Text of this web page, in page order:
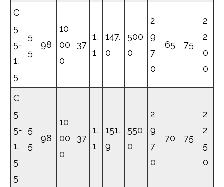
C
5
5-
1.
5
5
5
98
10
00
0
37
1.
1
147.
0
500
0
2
9
7
0
65 75
2
2
0
0
C
5
5-
1.
5
5
5
5
98
10
00
0
37
1.
1
151.
9
550
0
2
9
7
0
70 75
2
2
5
0